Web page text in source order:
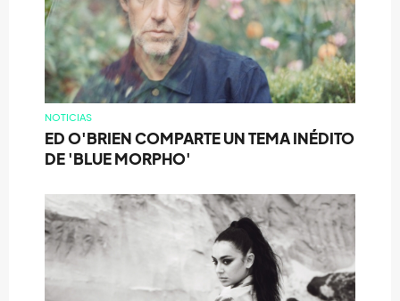
NOTICIAS
ED O'BRIEN COMPARTE UN TEMA INÉDITO
DE 'BLUE MORPHO'